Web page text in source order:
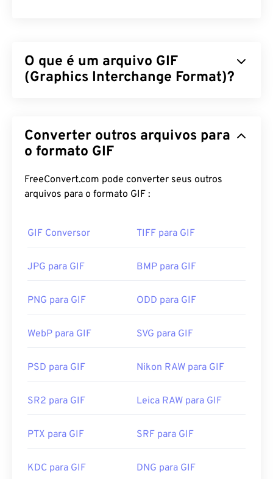
O que é um arquivo GIF
(Graphics Interchange Format)?
para formar imagens simples usando omodelo de
cores RGB. Ao contrário do formato de arquivo
sem perdase suporta animação sem áudio. O uso
mais comum do GIF é em formato animado, como
viralizam na internet.
Como abrir um arquivo GIF?
lhe confere uma vantagem distinta sobre outros
abre em dispositivos móveis da Apple, incluindo
Adobe Flash.
Os GIFs abrem facilmente em quase todos os
navegadores da web e sistemas operacionais. Para
comoo Adobe Photoshop. No Windows, abra GIFs
Converter outros arquivos para
o formato GIF
FreeConvert.com pode converter seus outros
arquivos para o formato GIF :
GIF Conversor TIFF para GIF
JPG para GIF BMP para GIF
PNG para GIF ODD para GIF
WebP para GIF SVG para GIF
PSD para GIF Nikon RAW para GIF
SR2 para GIF Leica RAW para GIF
PTX para GIF SRF para GIF
KDC para GIF DNG para GIF